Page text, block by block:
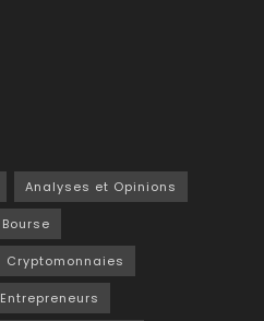
Analyses et Opinions
Bourse
Cryptomonnaies
Entrepreneurs